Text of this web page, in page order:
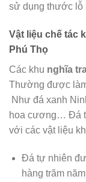
sử dụng thước lỗ
Vật liệu chế tác
Phú Thọ
Các khu nghĩa
Thường được
Như đá xanh
hoa cương… Đá
với các vật liệu
Đá tự nhiên
hàng trăm